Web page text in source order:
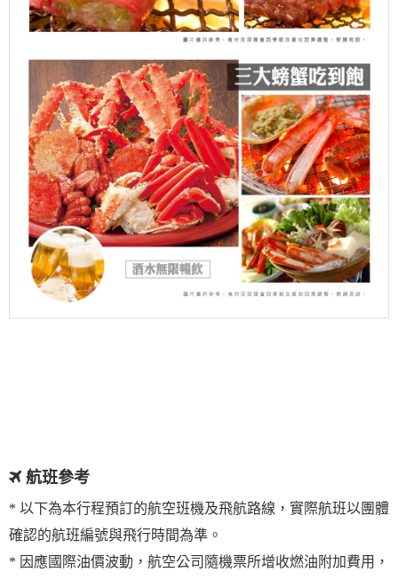
航班參考
* 以下為本行程預訂的航空班機及飛航路線，實際航班以團體
確認的航班編號與飛行時間為準。
* 因應國際油價波動，航空公司隨機票所增收燃油附加費用，